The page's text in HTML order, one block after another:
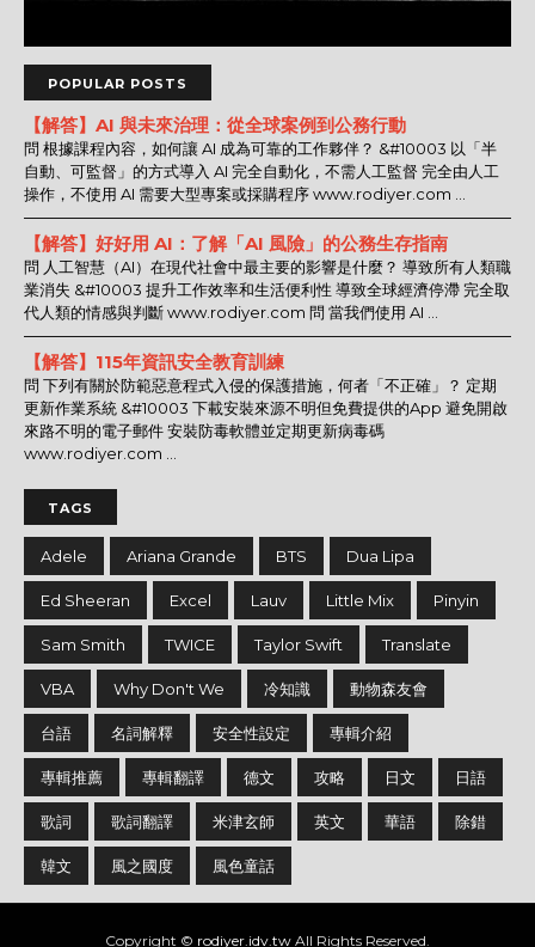
POPULAR POSTS
【解答】AI 與未來治理：從全球案例到公務行動
問 根據課程內容，如何讓 AI 成為可靠的工作夥伴？ &#10003 以「半
自動、可監督」的方式導入 AI 完全自動化，不需人工監督 完全由人工
操作，不使用 AI 需要大型專案或採購程序 www.rodiyer.com ...
【解答】好好用 AI：了解「AI 風險」的公務生存指南
問 人工智慧（AI）在現代社會中最主要的影響是什麼？ 導致所有人類職
業消失 &#10003 提升工作效率和生活便利性 導致全球經濟停滯 完全取
代人類的情感與判斷 www.rodiyer.com 問 當我們使用 AI ...
【解答】115年資訊安全教育訓練
問 下列有關於防範惡意程式入侵的保護措施，何者「不正確」？ 定期
更新作業系統 &#10003 下載安裝來源不明但免費提供的App 避免開啟
來路不明的電子郵件 安裝防毒軟體並定期更新病毒碼
www.rodiyer.com ...
TAGS
Adele Ariana Grande BTS Dua Lipa
Ed Sheeran Excel Lauv Little Mix Pinyin
Sam Smith TWICE Taylor Swift Translate
VBA Why Don't We 冷知識 動物森友會
台語 名詞解釋 安全性設定 專輯介紹
專輯推薦 專輯翻譯 德文 攻略 日文 日語
歌詞 歌詞翻譯 米津玄師 英文 華語 除錯
韓文 風之國度 風色童話
Copyright © rodiyer.idv.tw All Rights Reserved.